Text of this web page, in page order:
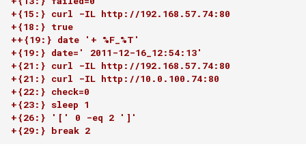
如何将 Docker 容器日志记录
到 rsyslog？
使用 supervisor 支持容器
crontab
DockerFile COPY绝对路径报
错
CentOS 7 关闭防火墙与
Selinux
CentOS 7 配置网络
CentOS 7 扩展root根分区
如何使用 Rancher 打造一个私
有的 CaaS 平台？
如何使用 Docker-Compose
编排 Gogs 应用？
如何使用 Docker-Compose
部署 PHP 项目？
Intel I/O虚拟分配技术(VT-d)
XenServer 6.5
XenServer 使用命令行更新补
丁
XenServer 设置虚拟机CPU权
Haproxy HA(Keepalived)
Haproxy 配置SSL证书
SSL证书
Haproxy 日志
Mysql read_only 只读数据库
Mysql count()函数
Mysql sleep()函数
Postgresql 导出与导入示例
Ubuntu 14.04 使用搜狗输入法
Ubuntu 获取笔记本硬件温度
Ubuntu 使用iftop查看网络流
量
使用iotop找到占用磁盘io的进
+{15:} curl -IL http://192.168.57.74:80
+{18:} true
++{19:} date '+ %F_%T'
+{19:} date=' 2011-12-16_12:54:13'
+{21:} curl -IL http://192.168.57.74:80
+{21:} curl -IL http://10.0.100.74:80
+{22:} check=0
+{23:} sleep 1
+{26:} '[' 0 -eq 2 ']'
+{29:} break 2